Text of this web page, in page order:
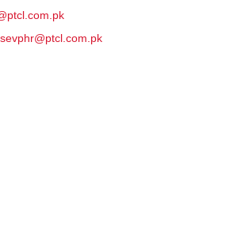
sevphr@ptcl.com.pk